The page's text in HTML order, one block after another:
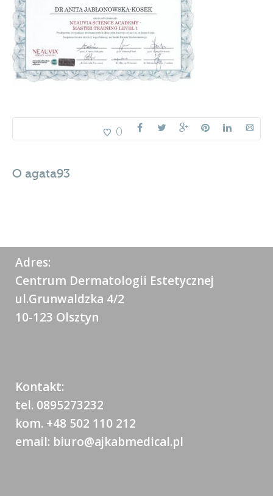
0
O agata93
Adres:
Centrum Dermatologii Estetycznej
ul.Grunwaldzka 4/2
10-123 Olsztyn
Kontakt:
tel. 0895273232
kom. +48 502 110 212
email: biuro@ajkabmedical.pl